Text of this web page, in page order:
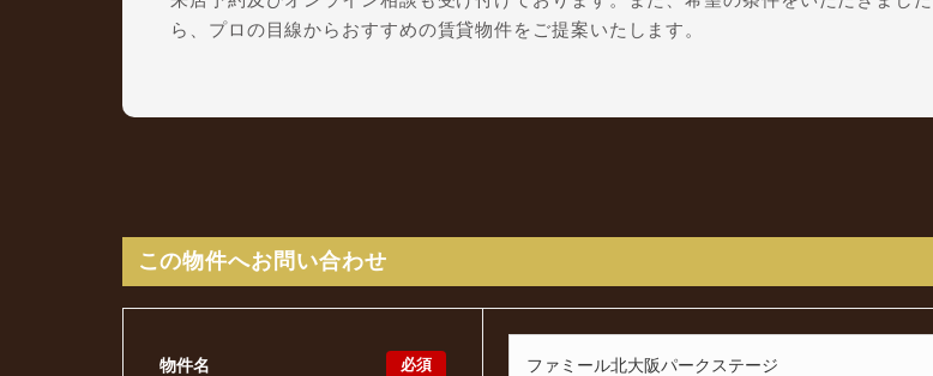
ら、プロの目線からおすすめの賃貸物件をご提案いたします。
この物件へお問い合わせ
必須
物件名